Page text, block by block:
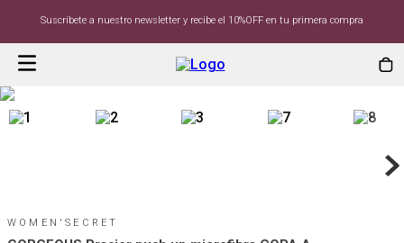
Suscríbete a nuestro newsletter y recibe el 10%OFF en tu primera compra
WOMEN'SECRET